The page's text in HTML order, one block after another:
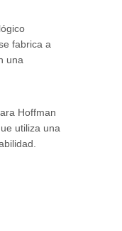
fabrica a
una
Hoffman
utiliza una